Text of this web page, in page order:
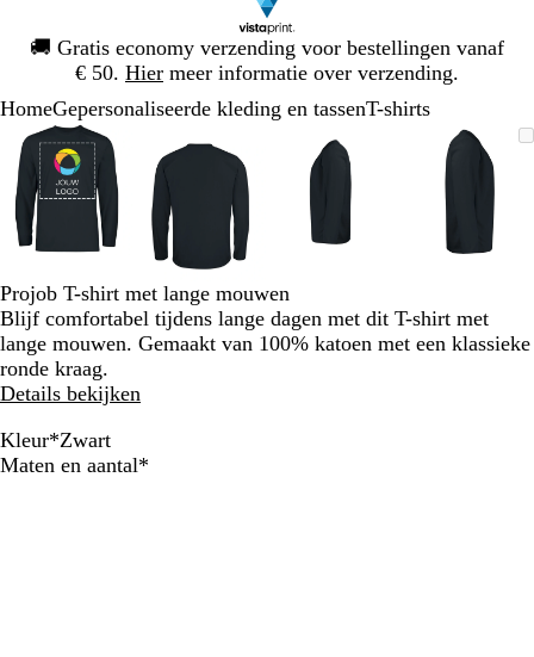
🚚 Gratis economy verzending voor bestellingen vanaf
€ 50. Hier meer informatie over verzending.
1
HomeGepersonaliseerde kleding en tassenT-shirts
Zoombare
afbeelding
Gezoomd
tot
minimum
Klik
om
uit
vouwen
Gebruik
plus-
en
mintoetsen
te
zoomen
en
pijltjestoetsen
om
te
zwenken
afbeelding
minimum
om
vouwen
plus-
mintoetsen
en
pijltjestoetsen
om
afbeelding
tot
minimum
om
uit
vouwen
plus-
en
mintoetsen
om
pijltjestoetsen
om
tot
Klik
om
vouwen
plus-
om
te
en
om
Dia
van
Projob T-shirt met lange mouwen
Blijf comfortabel tijdens lange dagen met dit T-shirt met
lange mouwen. Gemaakt van 100% katoen met een klassieke
ronde kraag.
Details bekijken
Kleur*Zwart
W
G
O
Z
Maten en aantal*